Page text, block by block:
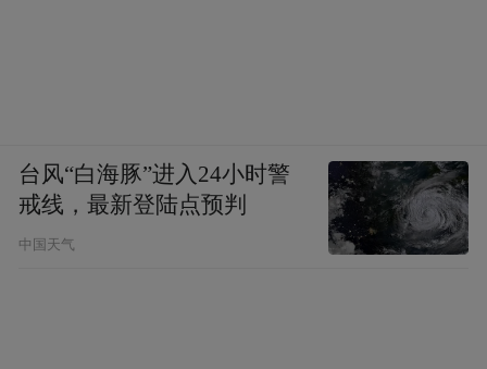
台风“白海豚”进入24小时警
戒线，最新登陆点预判
中国天气